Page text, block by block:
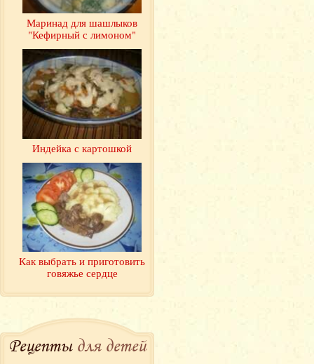
Маринад для шашлыков
"Кефирный с лимоном"
Индейка с картошкой
Как выбрать и приготовить
говяжье сердце
Рецепты для детей